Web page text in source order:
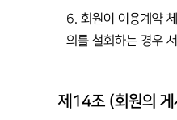
6. 회원이 이용계약
의를 철회하는 경우
제14조 (회원의 게